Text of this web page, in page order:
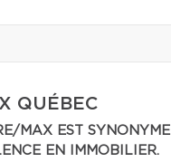
QUÉBEC
MAX EST SYNONYME
EN IMMOBILIER.